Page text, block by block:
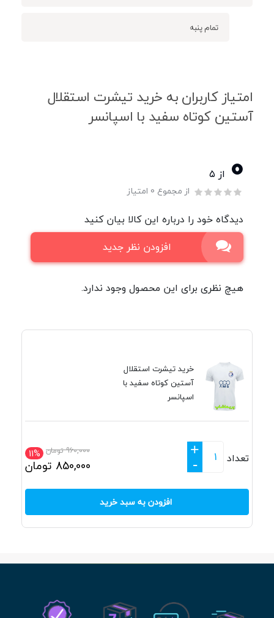
تمام پنبه
امتیاز کاربران به خرید تیشرت استقلال
آستین کوتاه سفید با اسپانسر
0 از ۵
از مجموع 0 امتیاز
دیدگاه خود را درباره این کالا بیان کنید
افزودن نظر جدید
هیچ نظری برای این محصول وجود ندارد.
خرید تیشرت استقلال
آستین کوتاه سفید با
اسپانسر
11% 960,000تومان
850,000 تومان تعداد
+
-
افزودن به سبد خرید